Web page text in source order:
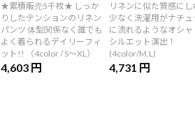
★累積販売5千枚★ しっか
りしたテンションのリネン
パンツ 体型関係なく誰でも
よく着られるデイリーフィ
ット!! （4color / S～XL）
4,603 円
リネンに似た質感にし
少なく洗濯用がナチュ
に流れるようなオシャ
シルエット演出！
(4color/M,L)
4,731 円